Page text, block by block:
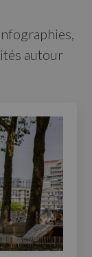
autour